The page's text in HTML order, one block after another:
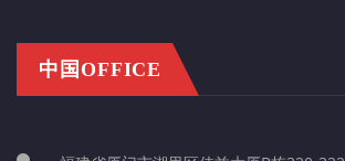
中国OFFICE